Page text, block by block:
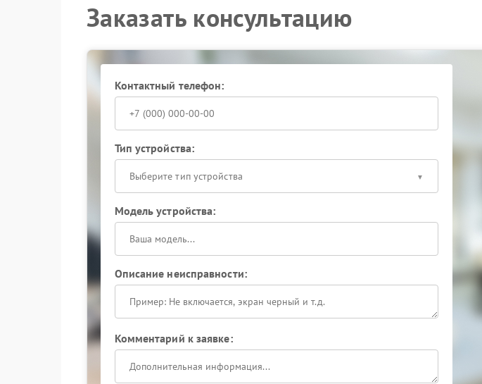
Заказать консультацию
Контактный телефон:
Тип устройства:
Выберите тип устройства
Модель устройства:
Описание неисправности:
Комментарий к заявке: